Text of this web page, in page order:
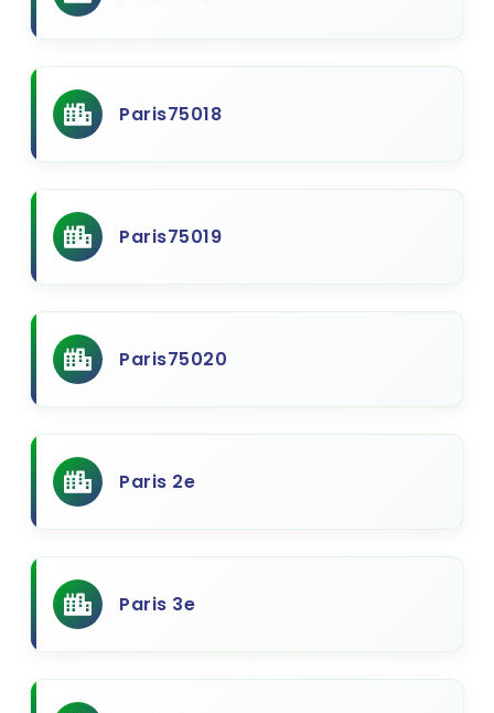
Paris75018
Paris75019
Paris75020
Paris 2e
Paris 3e